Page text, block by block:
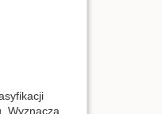
Wyznacza